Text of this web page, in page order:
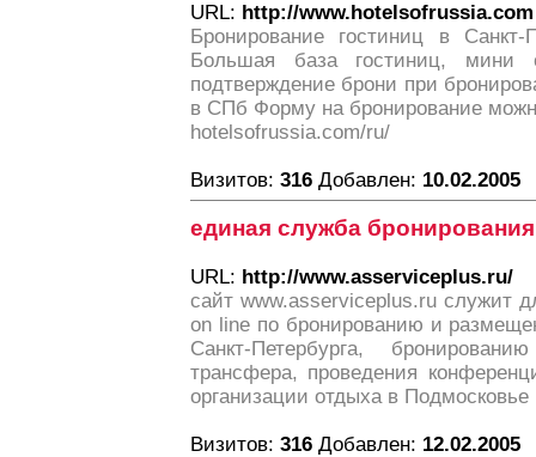
URL: http://www.hotelsofrussia.com
Бронирование гостиниц в
Большая база гостиниц, мини
подтверждение брони при
в СПб Форму на бронирование
hotelsofrussia.com/ru/
Визитов: 316 Добавлен: 10.02.2005
единая служба бронирования
URL: http://www.asserviceplus.ru/
сайт www.asserviceplus.ru служит
оn line по бронированию и
Санкт-Петербурга,
трансфера, проведения
организации отдыха в Подмосковье
Визитов: 316 Добавлен: 12.02.2005